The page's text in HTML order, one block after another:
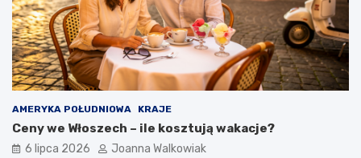
AMERYKA POŁUDNIOWA KRAJE
Ceny we Włoszech – ile kosztują wakacje?
6 lipca 2026 Joanna Walkowiak